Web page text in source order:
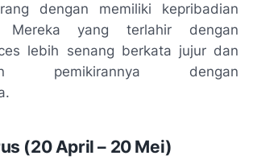
dengan memiliki kepribadian
Mereka yang terlahir dengan
lebih senang berkata jujur dan
pemikirannya dengan
(20 April – 20 Mei)